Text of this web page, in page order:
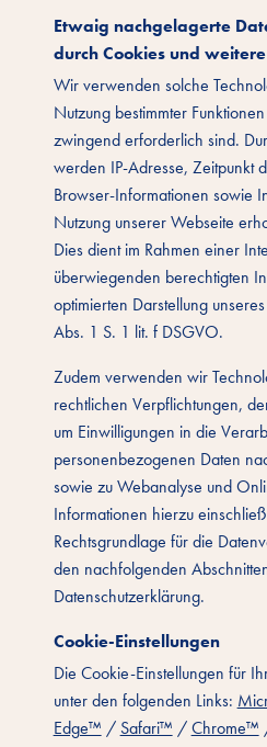
Etwaig nachgelagerte
durch Cookies und
Wir verwenden solche
Nutzung bestimmter
zwingend erforderlich sind.
werden IP-Adresse, Zeitpunkt
Browser-Informationen sowie
Nutzung unserer Webseite
Dies dient im Rahmen einer
überwiegenden berechtigten
optimierten Darstellung
Abs. 1 S. 1 lit. f DSGVO.
Zudem verwenden wir
rechtlichen Verpflichtungen,
um Einwilligungen in die
personenbezogenen Daten
sowie zu Webanalyse und
Informationen hierzu
Rechtsgrundlage für die
den nachfolgenden
Datenschutzerklärung.
Cookie-Einstellungen
Die Cookie-Einstellungen für
unter den folgenden Links:
Edge™ / Safari™ /Chrome™